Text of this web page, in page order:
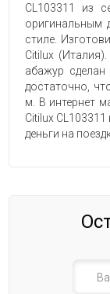
CL103311 из
оригинальным
стиле.
Citilux
абажур
достаточно,
м. В интернет
Citilux
деньги на